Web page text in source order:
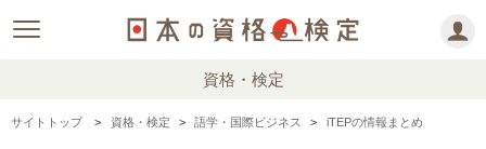
資格・検定
サイトトップ 資格・検定 語学・国際ビジネス iTEPの情報まとめ